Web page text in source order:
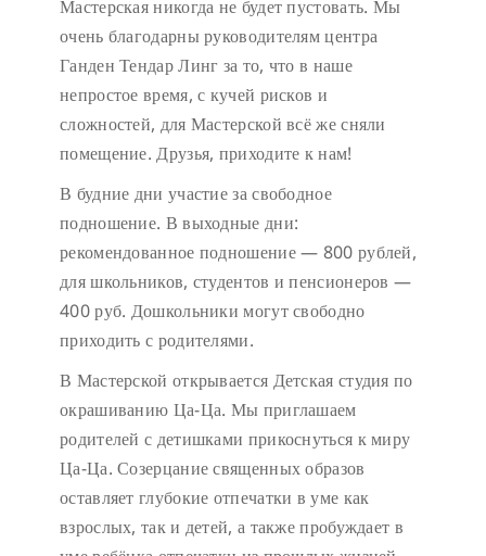
Мастерская никогда не будет пустовать. Мы
очень благодарны руководителям центра
Ганден Тендар Линг за то, что в наше
непростое время, с кучей рисков и
сложностей, для Мастерской всё же сняли
помещение. Друзья, приходите к нам!
В будние дни участие за свободное
подношение. В выходные дни:
рекомендованное подношение — 800 рублей,
для школьников, студентов и пенсионеров —
400 руб. Дошкольники могут свободно
приходить с родителями.
В Мастерской открывается Детская студия по
окрашиванию Ца-Ца. Мы приглашаем
родителей с детишками прикоснуться к миру
Ца-Ца. Созерцание священных образов
оставляет глубокие отпечатки в уме как
взрослых, так и детей, а также пробуждает в